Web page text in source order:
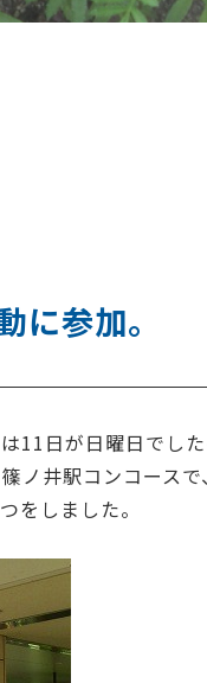
に参加。
11日が日曜日でし
ノ井駅コンコース
をしました。